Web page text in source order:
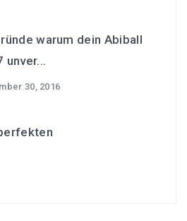
warum dein Abiball
unver...
30, 2016